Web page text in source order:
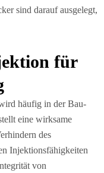
sind darauf ausgelegt,
für
häufig in der Bau-
eine wirksame
des
Injektionsfähigkeiten
von